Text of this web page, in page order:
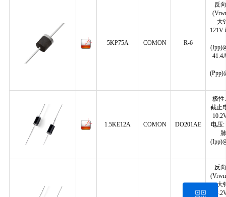
5KP75A COMON R-6
反
大
121V
1.5KE12A COMON DO201AE
极性
截止
电压:
反
大